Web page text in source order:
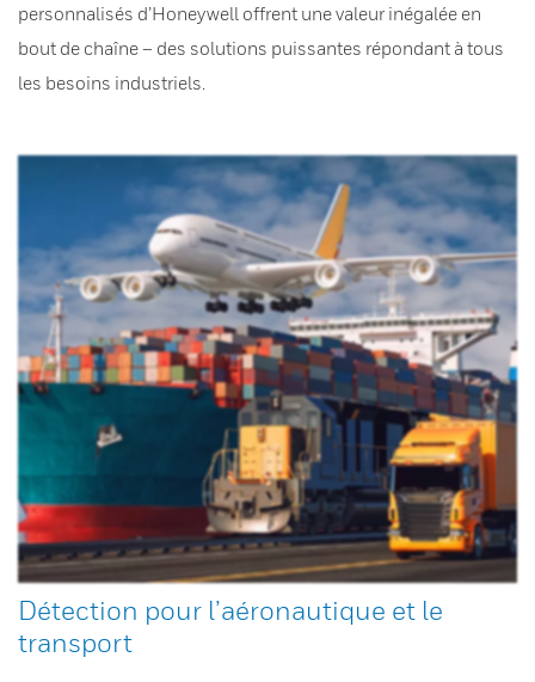
personnalisés d’Honeywell offrent une valeur inégalée en
bout de chaîne – des solutions puissantes répondant à tous
les besoins industriels.
Détection pour l’aéronautique et le
transport